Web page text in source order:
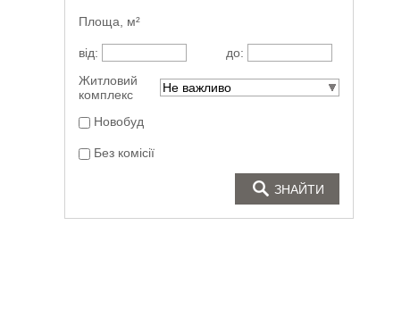
Площа, м²
від:
до:
Житловий
комплекс
Не важливо
Новобуд
Без комісії
ЗНАЙТИ